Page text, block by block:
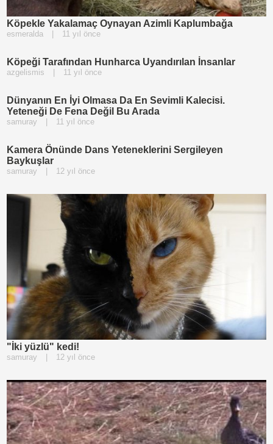
Köpekle Yakalamaç Oynayan Azimli Kaplumbağa
esmeralda 11 yıl önce
Köpeği Tarafından Hunharca Uyandırılan İnsanlar
azgelismis 11 yıl önce
Dünyanın En İyi Olmasa Da En Sevimli Kalecisi.
Yeteneği De Fena Değil Bu Arada
samuray 11 yıl önce
Kamera Önünde Dans Yeteneklerini Sergileyen
Baykuşlar
samuray 12 yıl önce
"İki yüzlü" kedi!
samuray 12 yıl önce